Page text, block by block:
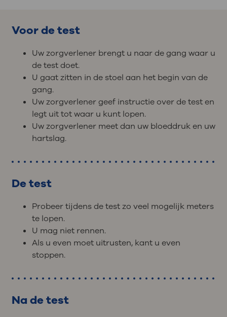
Voor de test
Uw zorgverlener brengt u naar de gang waar u
de test doet.
U gaat zitten in de stoel aan het begin van de
gang.
Uw zorgverlener geef instructie over de test en
legt uit tot waar u kunt lopen.
Uw zorgverlener meet dan uw bloeddruk en uw
hartslag.
De test
Probeer tijdens de test zo veel mogelijk meters
te lopen.
U mag niet rennen.
Als u even moet uitrusten, kant u even
stoppen.
Na de test